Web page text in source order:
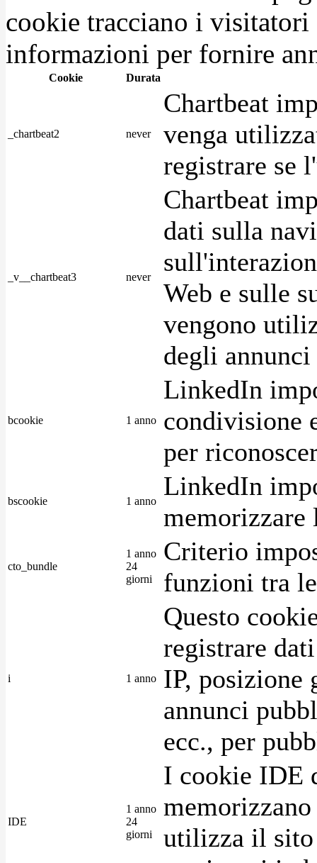
cookie tracciano i visitatori
informazioni per fornire
Cookie Durata
_chartbeat2 never
Chartbeat
venga
registrare se
_v__chartbeat3 never
Chartbeat
dati sulla
Web e sulle
vengono
degli
bcookie 1 anno
LinkedIn
condivisione
per
bscookie 1 anno
LinkedIn
memorizzare
cto_bundle
1 anno
24
giorni
Criterio
funzioni tra
i 1 anno
Questo
registrare
IP, posizione
annunci
ecc., per
IDE
1 anno
24
giorni
I cookie IDE
utilizza il sito